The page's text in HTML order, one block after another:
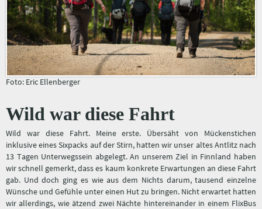
Foto: Eric Ellenberger
Wild war diese Fahrt
Wild war diese Fahrt. Meine erste. Übersäht von Mückenstichen
inklusive eines Sixpacks auf der Stirn, hatten wir unser altes Antlitz nach
13 Tagen Unterwegssein abgelegt. An unserem Ziel in Finnland haben
wir schnell gemerkt, dass es kaum konkrete Erwartungen an diese Fahrt
gab. Und doch ging es wie aus dem Nichts darum, tausend einzelne
Wünsche und Gefühle unter einen Hut zu bringen. Nicht erwartet hatten
wir allerdings, wie ätzend zwei Nächte hintereinander in einem FlixBus